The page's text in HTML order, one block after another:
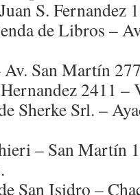
S. Fernandez
de Libros –
San Martín
2411 –
Sherke Srl. –
– San Martín
San Isidro –